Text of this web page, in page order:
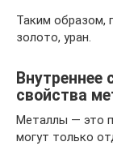
Таким образом,
золото, уран.
Внутреннее
свойства
Металлы — это
могут только